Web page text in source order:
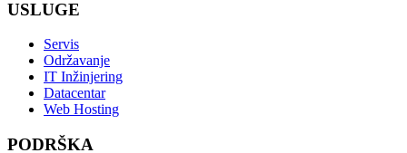
USLUGE
Servis
Održavanje
IT Inžinjering
Datacentar
Web Hosting
PODRŠKA